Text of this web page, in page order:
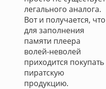
легального аналога.
Вот и получается, что
для заполнения
памяти плеера
волей-неволей
приходится покупать
пиратскую
продукцию.